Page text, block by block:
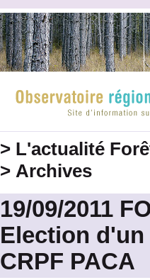
> L'actualité
> Archives
19/09/2011
Election
CRPF PACA